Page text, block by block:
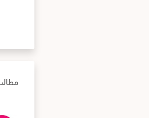
مطالب